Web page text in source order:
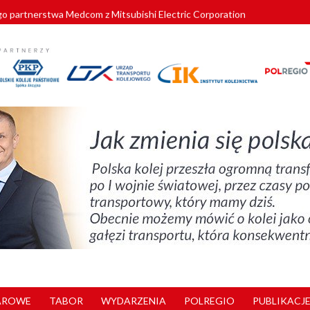
partnerstwa Medcom z Mitsubishi Electric Corporation
znów szuka dostawcy nowych EZT
kolejowych w północnej Wielkopolsce. Łatwiejsze dojazdy do pracy i
nowe standardy kategoryzacji dworców
TABOR WYDARZENIA POLREGIO